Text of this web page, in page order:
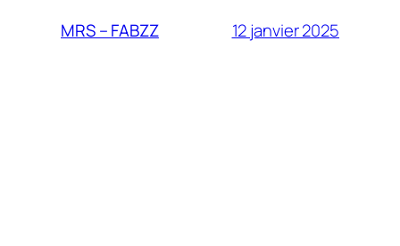
MRS – FABZZ 12 janvier 2025